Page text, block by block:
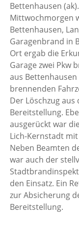
Bettenhausen
Mittwochmorgen
Bettenhausen,
Garagenbrand in
Ort ergab die
Garage zwei Pkw
aus
brennenden
Der Löschzug
Bereitstellung.
ausgerückt war
Lich-Kernstadt
Neben Beamten
war auch der
den Einsatz. Ein
zur Absicherung
Bereitstellung.